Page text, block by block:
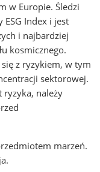
w Europie. Śledzi
Index i jest
i najbardziej
kosmicznego.
z ryzykiem, w tym
sektorowej.
ryzyka, należy
marzeń.